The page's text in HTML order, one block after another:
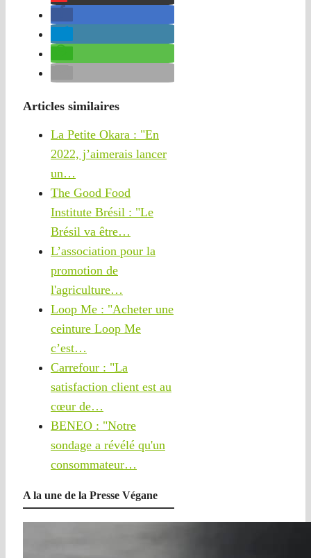
Articles similaires
La Petite Okara : "En
2022, j’aimerais lancer
un…
The Good Food
Institute Brésil : "Le
Brésil va être…
L’association pour la
promotion de
l'agriculture…
Loop Me : "Acheter une
ceinture Loop Me
c’est…
Carrefour : "La
satisfaction client est au
cœur de…
BENEO : "Notre
sondage a révélé qu'un
consommateur…
A la une de la Presse Végane